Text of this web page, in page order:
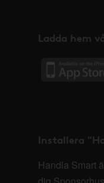
Ladda hem
Installera
Handla Smart